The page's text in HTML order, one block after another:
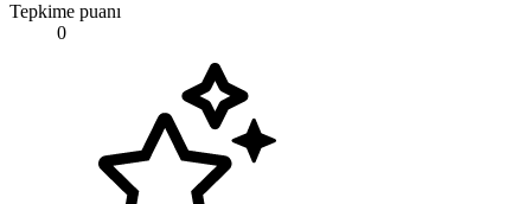
Tepkime puanı
0